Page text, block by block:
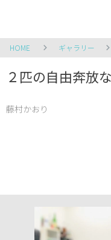
HOME ギャラリー
２匹の自由奔放
藤村かおり